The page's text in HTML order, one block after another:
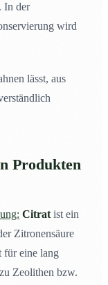
In der
wird
lässt, aus
Produkten
Citrat ist ein
Zitronensäure
für eine lang
Zeolithen bzw.